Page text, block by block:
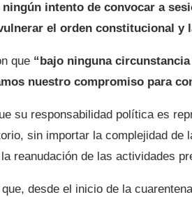
ningún intento de convocar a
el orden constitucional y
que “bajo ninguna
nuestro compromiso para
su responsabilidad política es
sin importar la complejidad de
la reanudación de las actividades
que, desde el inicio de la